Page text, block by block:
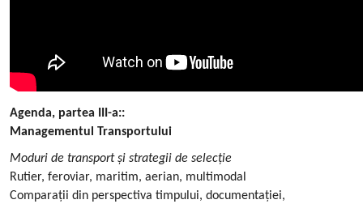
Agenda, partea III-a::
Managementul Transportului
Moduri de transport și strategii de selecție
Rutier, feroviar, maritim, aerian, multimodal
Comparații din perspectiva timpului, documentației,